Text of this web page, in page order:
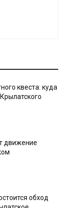
квеста: куда
движение
обход